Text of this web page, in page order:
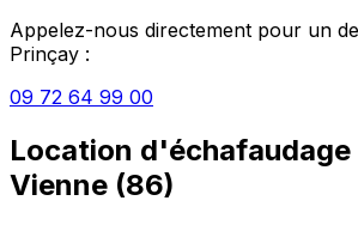
Appelez-nous directement pour un
Prinçay :
09 72 64 99 00
Location d'échafaudage
Vienne (86)